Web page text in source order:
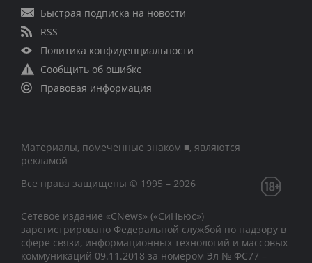
Быстрая подписка на новости
RSS
Политика конфиденциальности
Сообщить об ошибке
Правовая информация
Материалы, помеченные знаком ■, являются
рекламой
Все права защищены © 1995 – 2026
Сетевое издание «CNews» («СиНьюс»)
зарегистрировано Федеральной службой по надзору в
сфере связи, информационных технологий и массовых
коммуникаций 09.11.2018 за номером Эл № ФС77 –